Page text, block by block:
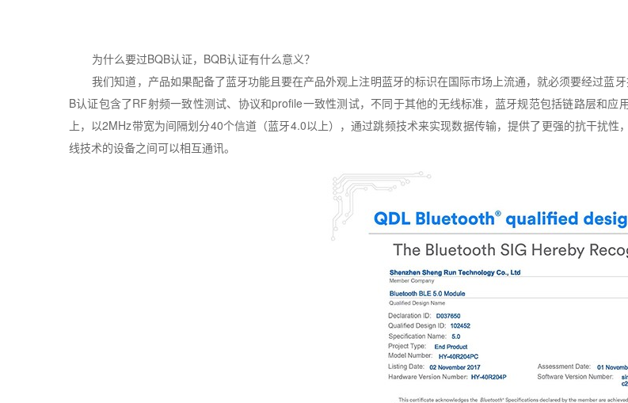
为什么要过BQB认证， BQB认证有什么意义？
我们知道，产品如果配备了蓝牙功能且要在产品外观上注明蓝牙的标识在国际市场上流通，就必须要经过蓝
B认证包含了RF射频一致性测试、协议和profile一致性测试，不同于其他的无线标准，蓝牙规范包括链路层和应
上，以2MHz带宽为间隔划分40个信道（蓝牙4.0以上），通过跳频技术来实现数据传输，提供了更强的抗干扰性
线技术的设备之间可以相互通讯。